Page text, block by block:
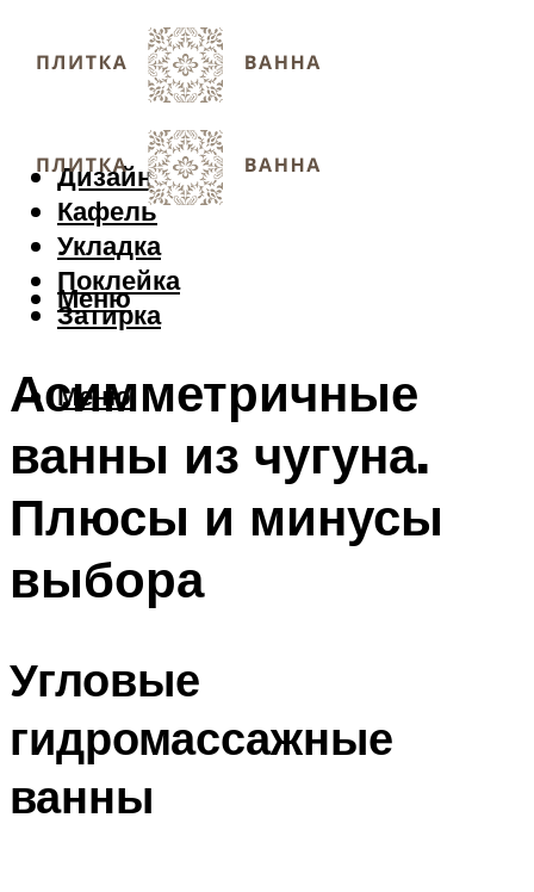
Дизайн
Кафель
Укладка
Поклейка
Затирка
Меню
Меню
Асимметричные
ванны из чугуна.
Плюсы и минусы
выбора
Угловые
гидромассажные
ванны